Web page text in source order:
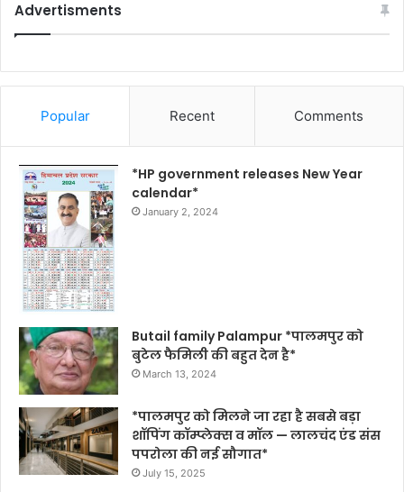
Advertisments
Popular Recent Comments
*HP government releases New Year
calendar*
January 2, 2024
Butail family Palampur *पालमपुर को
बुटेल फैमिली की बहुत देन है*
March 13, 2024
*पालमपुर को मिलने जा रहा है सबसे बड़ा
शॉपिंग कॉम्प्लेक्स व मॉल — लालचंद एंड संस
पपरोला की नई सौगात*
July 15, 2025